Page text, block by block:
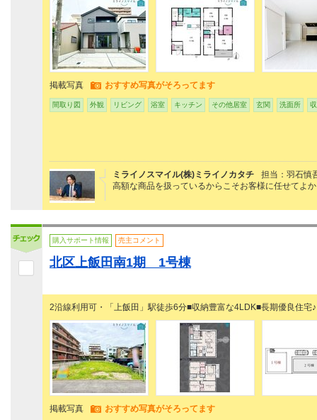
掲載写真 おすすめ写真がそろってます
間取り図 外観 リビング 浴室 キッチン その他居室 玄関 洗面所
ミライノスマイル(株)ミライノカタチ
担当：羽石慎
高額な商品を扱っているからこそお客様に任せてよ
購入サポート情報 売主コメント
北区上飯田南1期 1号棟
2沿線利用可・「上飯田」駅徒歩6分■収納豊富な4LDK■長期優良住宅♪
掲載写真 おすすめ写真がそろってます